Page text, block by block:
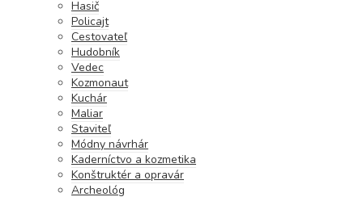
Hasič
Policajt
Cestovateľ
Hudobník
Vedec
Kozmonaut
Kuchár
Maliar
Staviteľ
Módny návrhár
Kaderníctvo a kozmetika
Konštruktér a opravár
Archeológ